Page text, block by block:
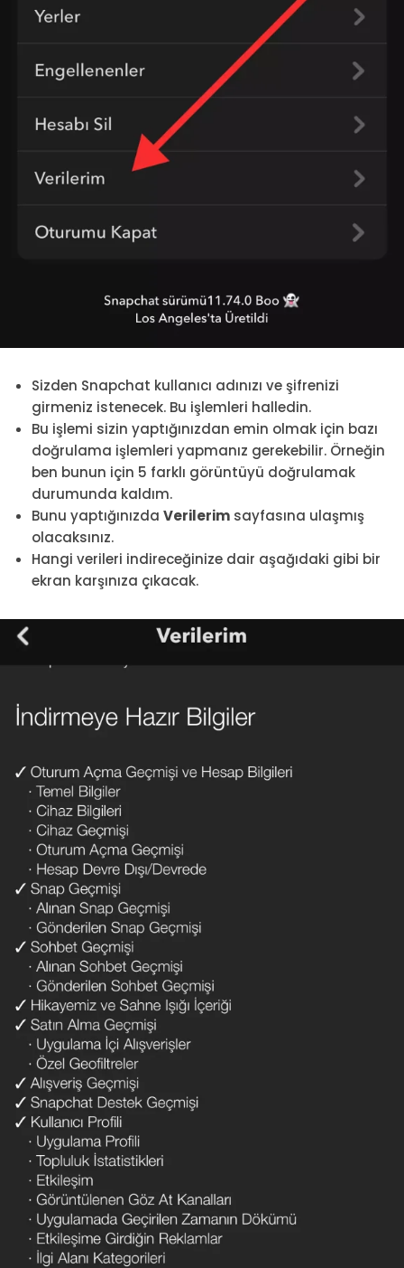
Sizden Snapchat kullanıcı adınızı ve şifrenizi
girmeniz istenecek. Bu işlemleri halledin.
Bu işlemi sizin yaptığınızdan emin olmak için bazı
doğrulama işlemleri yapmanız gerekebilir. Örneğin
ben bunun için 5 farklı görüntüyü doğrulamak
durumunda kaldım.
Bunu yaptığınızda Verilerim sayfasına ulaşmış
olacaksınız.
Hangi verileri indireceğinize dair aşağıdaki gibi bir
ekran karşınıza çıkacak.